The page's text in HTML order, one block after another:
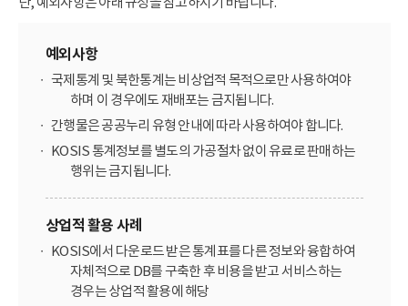
예외사항
국제통계 및 북한통계는 비상업적 목적으로만 사용하여야
하며 이 경우에도 재배포는 금지됩니다.
간행물은 공공누리 유형 안내에 따라 사용하여야 합니다.
KOSIS 통계정보를 별도의 가공절차 없이 유료로 판매하는
행위는 금지됩니다.
상업적 활용 사례
KOSIS에서 다운로드 받은 통계표를 다른 정보와 융합하여
자체적으로 DB를 구축한 후 비용을 받고 서비스하는
경우는 상업적 활용에 해당